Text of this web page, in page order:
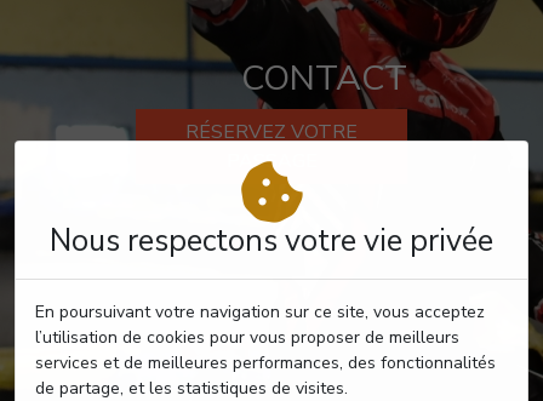
Nous respectons votre vie privée
En poursuivant votre navigation sur ce site, vous acceptez
l’utilisation de cookies pour vous proposer de meilleurs
services et de meilleures performances, des fonctionnalités
de partage, et les statistiques de visites.
CONTACT
RÉSERVEZ VOTRE
PASSAGE